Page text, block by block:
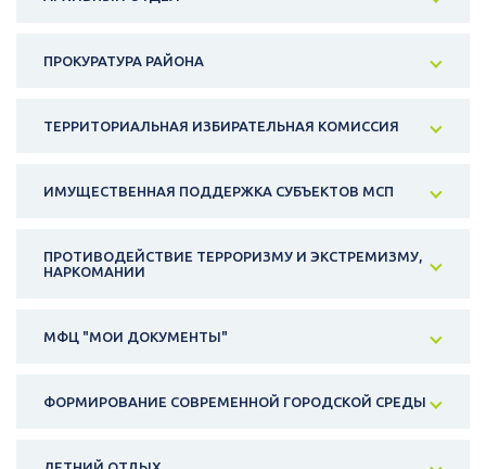
ПРОКУРАТУРА РАЙОНА
ТЕРРИТОРИАЛЬНАЯ ИЗБИРАТЕЛЬНАЯ КОМИССИЯ
ИМУЩЕСТВЕННАЯ ПОДДЕРЖКА СУБЪЕКТОВ МСП
ПРОТИВОДЕЙСТВИЕ ТЕРРОРИЗМУ И ЭКСТРЕМИЗМУ,
НАРКОМАНИИ
МФЦ "МОИ ДОКУМЕНТЫ"
ФОРМИРОВАНИЕ СОВРЕМЕННОЙ ГОРОДСКОЙ СРЕДЫ